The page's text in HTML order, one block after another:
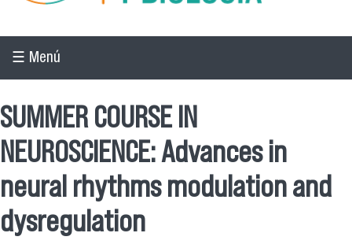
☰ Menú
SUMMER COURSE IN
NEUROSCIENCE: Advances in
neural rhythms modulation and
dysregulation